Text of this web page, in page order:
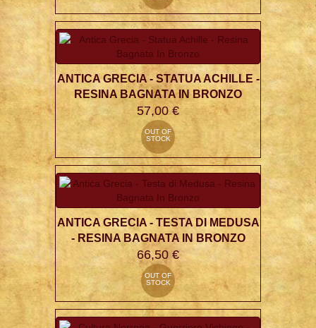
ANTICA GRECIA - STATUA ACHILLE -
RESINA BAGNATA IN BRONZO
57,00 €
OUT OF
STOCK
ANTICA GRECIA - TESTA DI MEDUSA
- RESINA BAGNATA IN BRONZO
66,50 €
OUT OF
STOCK